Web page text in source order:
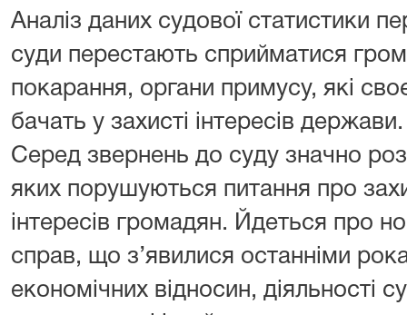
Аналіз даних судової статистики
суди перестають сприйматися
покарання, органи примусу, які
бачать у захисті інтересів держави.
Серед звернень до суду значно
яких порушуються питання про
інтересів громадян. Йдеться про
справ, що з’явилися останніми
економічних відносин, діяльності